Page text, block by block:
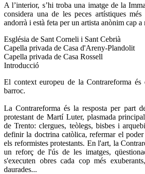
A l’interior, s’hi troba una imatge de la
considera una de les peces artístiques més
andorrà i està feta per un artista anònim cap
Església de Sant Corneli i Sant Cebrià
Capella privada de Casa d'Areny-Plandolit
Capella privada de Casa Rossell
Introducció
El context europeu de la Contrareforma és
barroc.
La Contrareforma és la resposta per part
protestant de Martí Luter, plasmada
de Trento: clergues, teòlegs, bisbes i
definir la doctrina catòlica, refermar el
els reformistes protestants. En l'art, la
un reforç de l'ús de les imatges,
s'executen obres cada cop més
daurades...